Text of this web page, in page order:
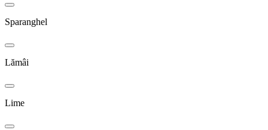
Sparanghel
Lămâi
Lime